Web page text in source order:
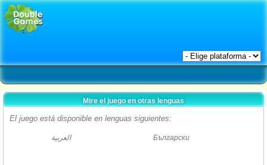
Mire el juego en otras lenguas
El juego está disponible en lenguas siguientes:
العربية Български